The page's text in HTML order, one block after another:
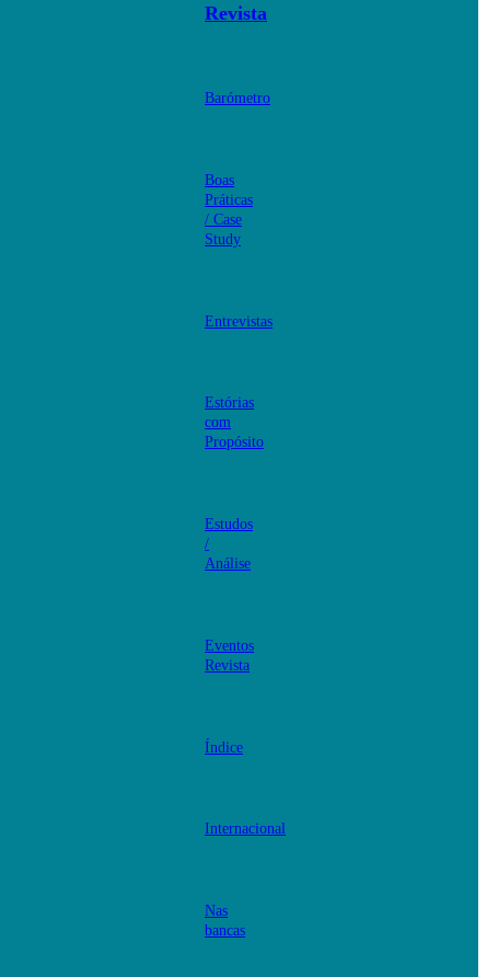
Revista
Barómetro
Boas
Práticas
/ Case
Study
Entrevistas
Estórias
com
Propósito
Estudos
/
Análise
Eventos
Revista
Índice
Internacional
Nas
bancas